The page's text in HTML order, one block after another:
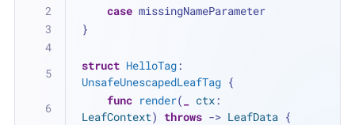
case missingNameParameter
}
struct HelloTag
UnsafeUnescapedLeafTag {
func render( ctx
LeafContext) throws -> LeafData {